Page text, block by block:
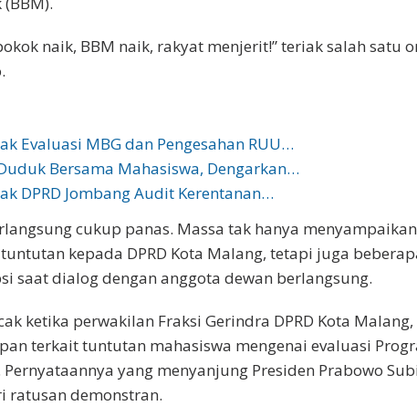
naik, BBM naik, rakyat menjerit!” teriak salah satu
Evaluasi MBG dan Pengesahan RUU…
Bersama Mahasiswa, Dengarkan…
DPRD Jombang Audit Kerentanan…
cukup panas. Massa tak hanya menyampaikan
kepada DPRD Kota Malang, tetapi juga
saat dialog dengan anggota dewan berlangsung.
ketika perwakilan Fraksi Gerindra DPRD Kota Malang,
terkait tuntutan mahasiswa mengenai evaluasi
Pernyataannya yang menyanjung Presiden Prabowo
ratusan demonstran.